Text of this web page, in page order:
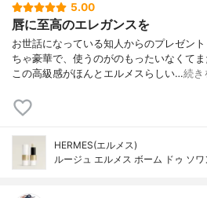
5.00
唇に至高のエレガンスを
お世話になっている知人からのプレゼン
ちゃ豪華で、使うのがのもったいなくて
この高級感がほんとエルメスらしい…続き
HERMES(エルメス)
ルージュ エルメス ボーム ドゥ ソ